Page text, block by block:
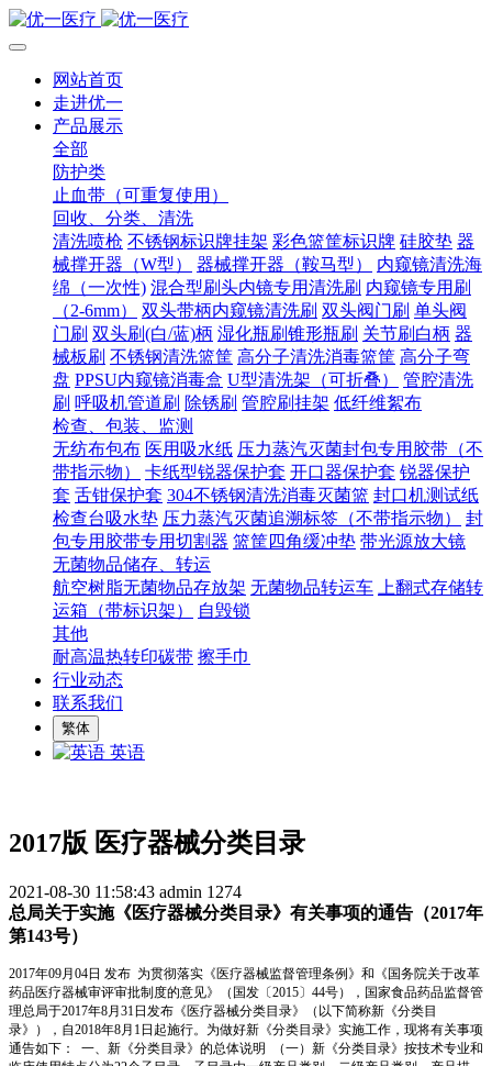
网站首页
走进优一
产品展示
全部
防护类
止血带（可重复使用）
回收、分类、清洗
清洗喷枪 不锈钢标识牌挂架 彩色篮筐标识牌 硅胶垫 器
械撑开器（W型）
器械撑开器（鞍马型）
内窥镜清洗海
绵（一次性) 混合型刷头内镜专用清洗刷 内窥镜专用刷
（2-6mm）
双头带柄内窥镜清洗刷 双头阀门刷 单头阀
门刷 双头刷(白/蓝)柄 湿化瓶刷锥形瓶刷 关节刷白柄 器
械板刷 不锈钢清洗篮筐 高分子清洗消毒篮筐 高分子弯
盘 PPSU内窥镜消毒盒 U型清洗架（可折叠）
管腔清洗
刷 呼吸机管道刷 除锈刷 管腔刷挂架 低纤维絮布
检查、包装、监测
无纺布包布 医用吸水纸 压力蒸汽灭菌封包专用胶带（不
带指示物）
卡纸型锐器保护套 开口器保护套 锐器保护
套 舌钳保护套 304不锈钢清洗消毒灭菌篮 封口机测试纸
检查台吸水垫 压力蒸汽灭菌追溯标签（不带指示物）
封
包专用胶带专用切割器 篮筐四角缓冲垫 带光源放大镜
无菌物品储存、转运
航空树脂无菌物品存放架 无菌物品转运车
上翻式存储转
运箱（带标识架）
自毁锁
其他
耐高温热转印碳带 擦手巾
行业动态
联系我们
繁体
英语
2017版 医疗器械分类目录
2021-08-30 11:58:43 admin 1274
总局关于实施《医疗器械分类目录》有关事项的通告（2017年
第143号）
2017年09月04日 发布 为贯彻落实《医疗器械监督管理条例》和《国务院关于改革
药品医疗器械审评审批制度的意见》（国发〔2015〕44号），国家食品药品监督管
理总局于2017年8月31日发布《医疗器械分类目录》（以下简称新《分类目
录》），自2018年8月1日起施行。为做好新《分类目录》实施工作，现将有关事项
通告如下： 一、新《分类目录》的总体说明 （一）新《分类目录》按技术专业和